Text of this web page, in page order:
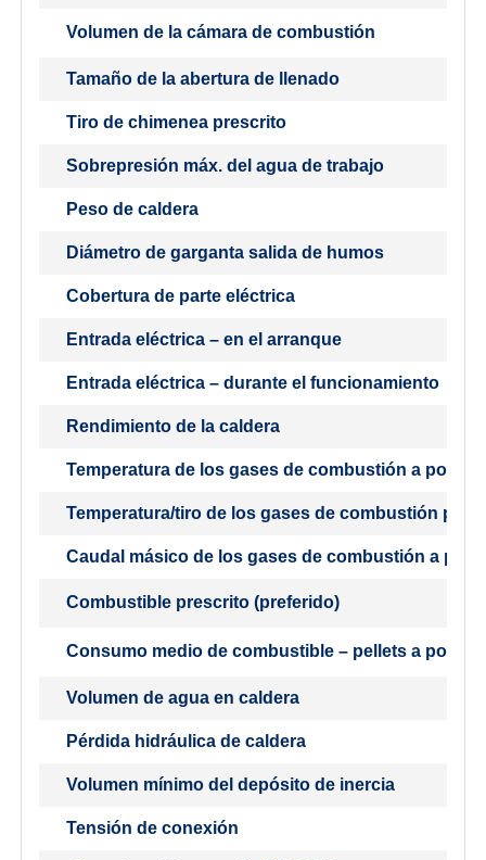
Volumen de la cámara de combustión
Tamaño de la abertura de llenado
Tiro de chimenea prescrito
Sobrepresión máx. del agua de trabajo
Peso de caldera
Diámetro de garganta salida de humos
Cobertura de parte eléctrica
Entrada eléctrica – en el arranque
Entrada eléctrica – durante el funcionamiento
Rendimiento de la caldera
Temperatura de los gases de combustión a
Temperatura/tiro de los gases de combustión
Caudal másico de los gases de combustión a
Combustible prescrito (preferido)
Consumo medio de combustible – pellets a
Volumen de agua en caldera
Pérdida hidráulica de caldera
Volumen mínimo del depósito de inercia
Tensión de conexión